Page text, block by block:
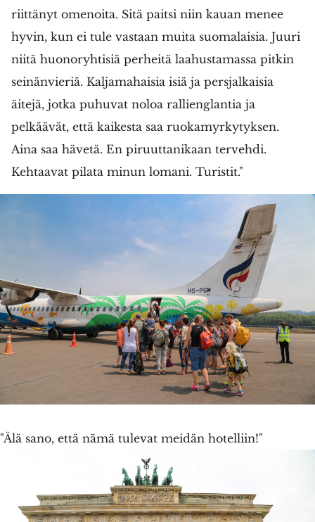
riittänyt omenoita. Sitä paitsi niin kauan menee
hyvin, kun ei tule vastaan muita suomalaisia. Juuri
niitä huonoryhtisiä perheitä laahustamassa pitkin
seinänvieriä. Kaljamahaisia isiä ja persjalkaisia
äitejä, jotka puhuvat noloa rallienglantia ja
pelkäävät, että kaikesta saa ruokamyrkytyksen.
Aina saa hävetä. En piruuttanikaan tervehdi.
Kehtaavat pilata minun lomani. Turistit."
"Älä sano, että nämä tulevat meidän hotelliin!"